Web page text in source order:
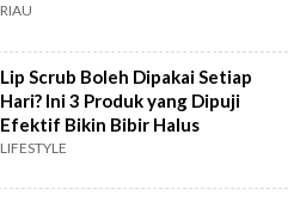
RIAU
Lip Scrub Boleh Dipakai Setiap
Hari? Ini 3 Produk yang Dipuji
Efektif Bikin Bibir Halus
LIFESTYLE